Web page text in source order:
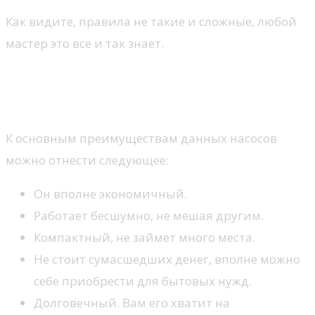
Как видите, правила не такие и сложные, любой
мастер это все и так знает.
К основным преимуществам данных насосов
можно отнести следующее:
Он вполне экономичный.
Работает бесшумно, не мешая другим.
Компактный, не займет много места.
Не стоит сумасшедших денег, вполне можно
себе приобрести для бытовых нужд.
Долговечный. Вам его хватит на